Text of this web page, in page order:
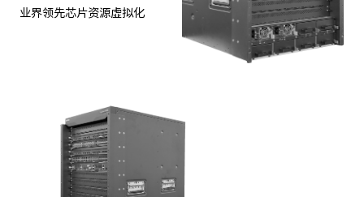
业界领先芯片资源虚拟化